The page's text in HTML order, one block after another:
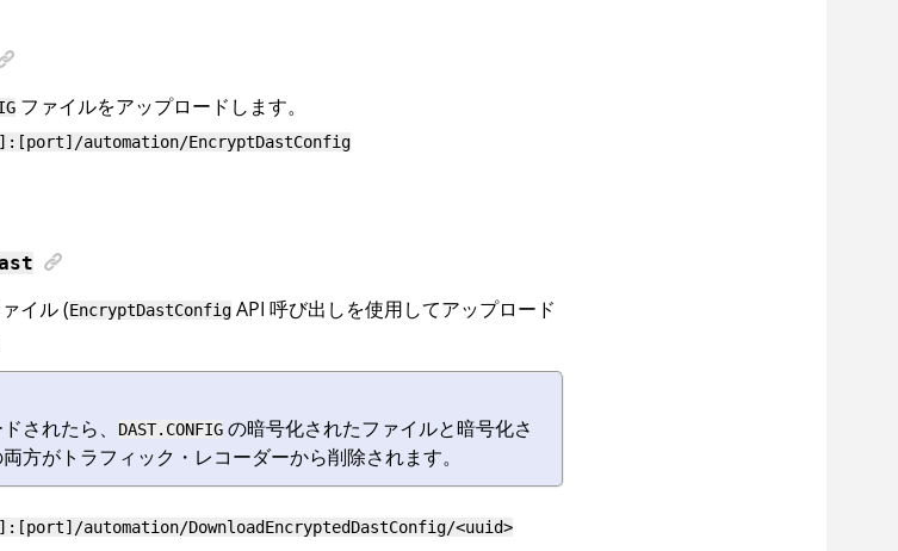
ファイルをアップロードします。
automation/EncryptDastConfig
イル (EncryptDastConfigAPI 呼び出しを使用してアップロード
されたら、
DAST.CONFIGの暗号化されたファイルと暗号化さ
方がトラフィック・レコーダーから削除されます。
automation/DownloadEncryptedDastConfig/<uuid>